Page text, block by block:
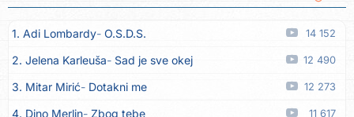
11. Lidija Bačić Neka se vino toči (Nazdravlje) 06.08
12. Karin Kuljanić Nisi zavridel 06.08
13. Tamara Brusić Nigdi ni lipo ko doma 06.08
14. Tamara Brusić Biž´mo ća 06.08
1. Adi Lombardy O.S.D.S. 14 152
2. Jelena Karleuša Sad je sve okej 12 490
3. Mitar Mirić Dotakni me 12 273
4. Dino Merlin Zbog tebe 11 617